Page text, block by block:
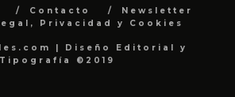
Contacto
Newsletter
Privacidad y Cookies
| Diseño Editorial y
Tipografía ©2019